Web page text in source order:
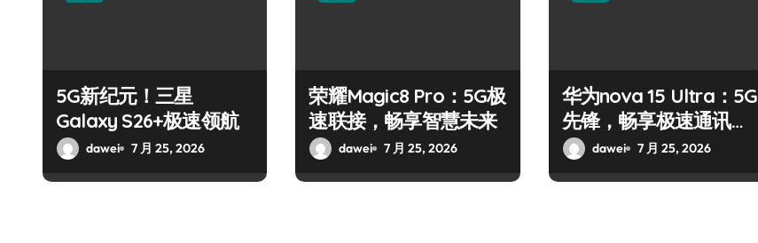
5G新纪元！三星
Galaxy S26+极速领航
dawei 7 月 25, 2026
荣耀Magic8 Pro：5G极
速联接，畅享智慧未来
dawei 7 月 25, 2026
华为nova 15 Ultra：5G
先锋，畅享极速通讯新
体验dawei 7 月 25, 2026